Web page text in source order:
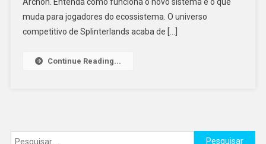
muda para jogadores do ecossistema. O universo
competitivo de Splinterlands acaba de […]
Continue Reading...
Pesquisar